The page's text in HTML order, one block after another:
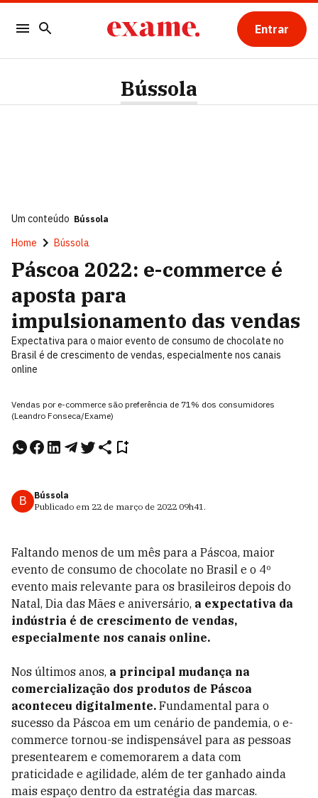
Entrar
Bússola
Um conteúdo Bússola
Home Bússola
Páscoa 2022: e-commerce é
aposta para
impulsionamento das vendas
Expectativa para o maior evento de consumo de chocolate no
Brasil é de crescimento de vendas, especialmente nos canais
online
Vendas por e-commerce são preferência de 71% dos consumidores
(Leandro Fonseca/Exame)
B
Bússola
Publicado em 22 de março de 2022 09h41.
Faltando menos de um mês para a Páscoa, maior
evento de consumo de chocolate no Brasil e o 4º
evento mais relevante para os brasileiros depois do
Natal, Dia das Mães e aniversário, a expectativa da
indústria é de crescimento de vendas,
especialmente nos canais online.
Nos últimos anos, a principal mudança na
comercialização dos produtos de Páscoa
aconteceu digitalmente. Fundamental para o
sucesso da Páscoa em um cenário de pandemia, o e-
commerce tornou-se indispensável para as pessoas
presentearem e comemorarem a data com
praticidade e agilidade, além de ter ganhado ainda
mais espaço dentro da estratégia das marcas.